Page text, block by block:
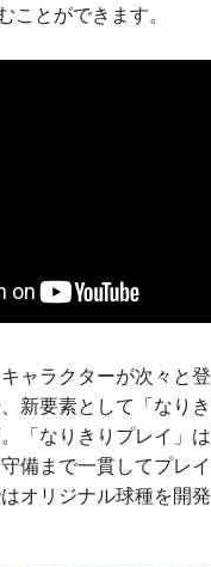
ことができます。
ャラクターが次々と
新要素として「なり
「なりきりプレイ」
備まで一貫してプレイ
オリジナル球種を開